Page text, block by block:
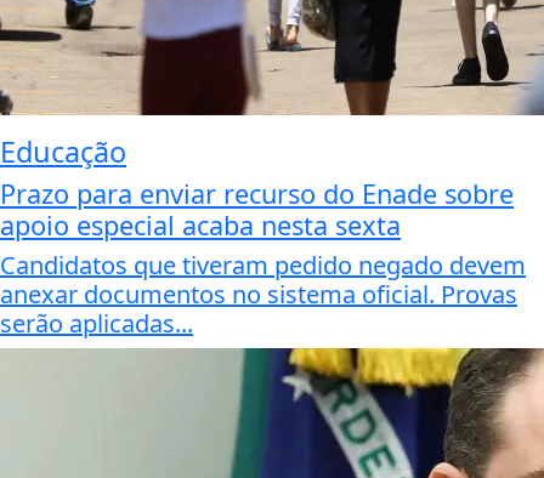
Educação
Prazo para enviar recurso do Enade sobre
apoio especial acaba nesta sexta
Candidatos que tiveram pedido negado devem
anexar documentos no sistema oficial. Provas
serão aplicadas...